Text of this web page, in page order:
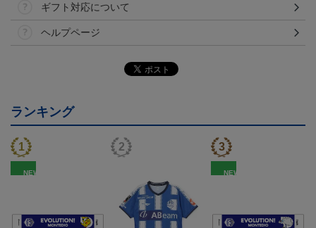
ギフト対応について
ヘルプページ
ランキング
NEW NEW